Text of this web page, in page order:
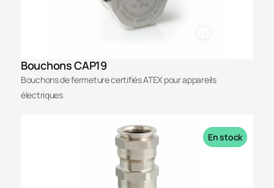
Bouchons CAP19
Bouchons de fermeture certifiés ATEX pour appareils
électriques
En stock